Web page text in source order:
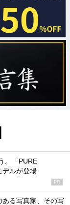
。「PURE
デルが登場
PR
ある写真家、その写